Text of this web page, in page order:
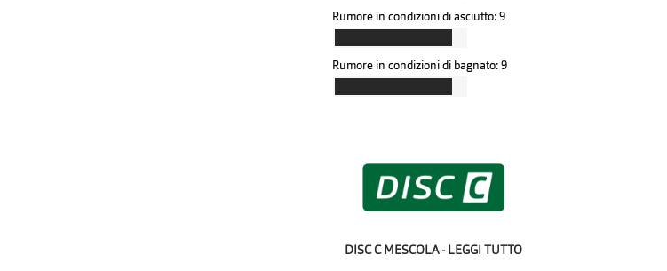
Rumore in condizioni di asciutto:9
Rumore in condizioni di bagnato:9
DISC C MESCOLA - LEGGI TUTTO